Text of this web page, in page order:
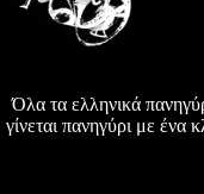
Όλα τα ελληνικά
γίνεται πανηγύρι με ένα